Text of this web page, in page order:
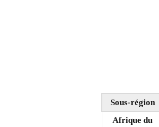
Sous-région
Afrique du